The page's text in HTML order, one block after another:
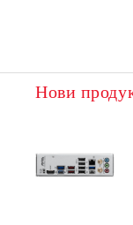
Нови